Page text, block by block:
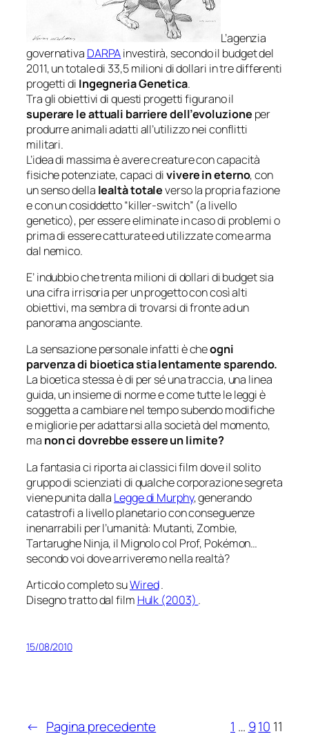
L’agenzia
governativa DARPAinvestirà, secondo il budget del
2011, un totale di 33,5 milioni di dollari in tre differenti
progetti di Ingegneria Genetica.
Tra gli obiettivi di questi progetti figurano il
superare le attuali barriere dell’evoluzione per
produrre animali adatti all’utilizzo nei conflitti
militari.
L’idea di massima è avere creature con capacità
fisiche potenziate, capaci divivere in eterno, con
un senso della lealtà totaleverso la propria fazione
e con un cosiddetto “killer-switch” (a livello
genetico), per essere eliminate in caso di problemi o
prima di essere catturate ed utilizzate come arma
dal nemico.
E’ indubbio che trenta milioni di dollari di budget sia
una cifra irrisoria per un progetto con così alti
obiettivi, ma sembra di trovarsi di fronte ad un
panorama angosciante.
La sensazione personale infatti è cheogni
parvenza di bioetica stia lentamente sparendo.
La bioetica stessa è di per sé una traccia, una linea
guida, un insieme di norme e come tutte le leggi è
soggetta a cambiare nel tempo subendo modifiche
e migliorie per adattarsi alla società del momento,
ma non ci dovrebbe essere un limite?
La fantasia ci riporta ai classici film dove il solito
gruppo di scienziati di qualche corporazione segreta
viene punita dalla Legge di Murphy, generando
catastrofi a livello planetario con conseguenze
inenarrabili per l’umanità: Mutanti, Zombie,
Tartarughe Ninja, il Mignolo col Prof, Pokémon…
secondo voi dove arriveremo nella realtà?
Articolo completo suWired.
Disegno tratto dal film Hulk (2003) .
15/08/2010
← Pagina precedente 1 … 910 11